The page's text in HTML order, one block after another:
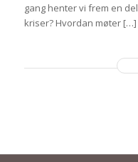
gang henter vi frem en
kriser? Hvordan møter […]